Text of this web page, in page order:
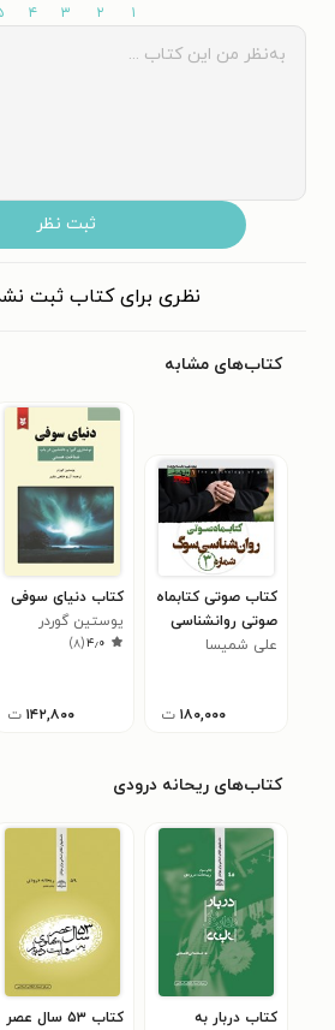
۱ ۲ ۳ ۴
ثبت نظر
نظری برای کتاب ثبت
کتاب‌های مشابه
کتاب صوتی کتابماه
صوتی روانشناسی
سوگ (شماره سوم)
علی شمیسا
۱۸۰,۰۰۰ ت
کتاب دنیای سوفی
یوستین گوردر
۴٫۰(۸)
۱۴۲,۸۰۰ ت
کتاب‌های ریحانه درودی
کتاب دربار به
کتاب ۵۳ سال عصر